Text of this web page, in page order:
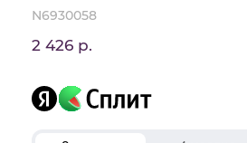
N6930058
2 426 р.